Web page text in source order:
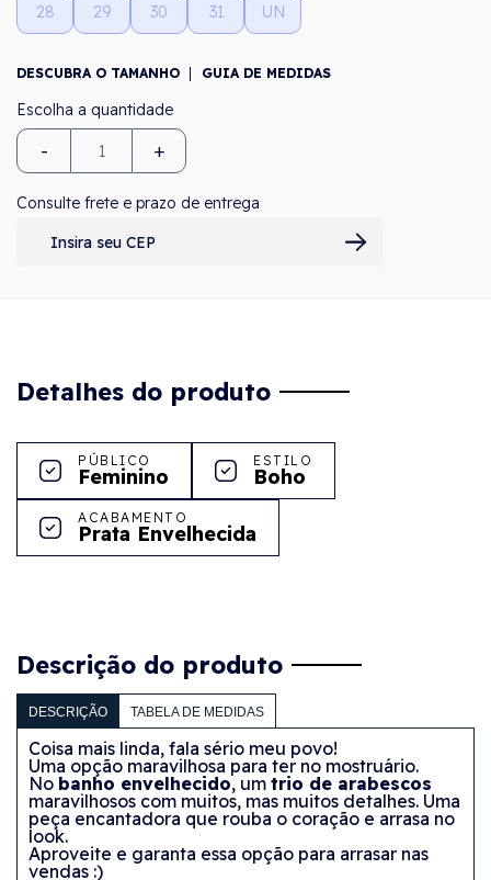
28 29 30 31 UN
DESCUBRA O TAMANHO GUIA DE MEDIDAS
- +
Consulte frete e prazo de entrega
Detalhes do produto
PÚBLICO
Feminino
ESTILO
Boho
ACABAMENTO
Prata Envelhecida
Descrição do produto
DESCRIÇÃO TABELA DE MEDIDAS
Coisa mais linda, fala sério meu povo!
Uma opção maravilhosa para ter no mostruário.
No banho envelhecido, um trio de arabescos
maravilhosos com muitos, mas muitos detalhes. Uma
peça encantadora que rouba o coração e arrasa no
look.
Aproveite e garanta essa opção para arrasar nas
vendas :)